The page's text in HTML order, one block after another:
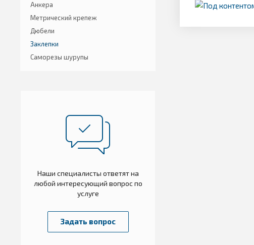
Анкера
Метрический крепеж
Дюбели
Заклепки
Саморезы шурупы
Наши специалисты ответят на
любой интересующий вопрос по
услуге
Задать вопрос